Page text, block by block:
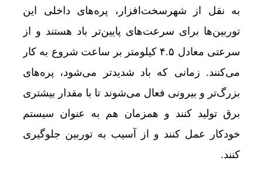
به نقل از شهرسخت‌افزار، پره‌های داخلی این
توربین‌ها برای سرعت‌های پایین‌تر باد هستند و از
سرعتی معادل ۴.۵ کیلومتر بر ساعت شروع به کار
می‌کنند. زمانی که باد شدیدتر می‌شود، پره‌های
بزرگ‌تر و بیرونی فعال می‌شوند تا با مقدار بیشتری
برق تولید کنند و همزمان هم به عنوان سیستم
خودکار عمل کنند و از آسیب به توربین جلوگیری
کنند.